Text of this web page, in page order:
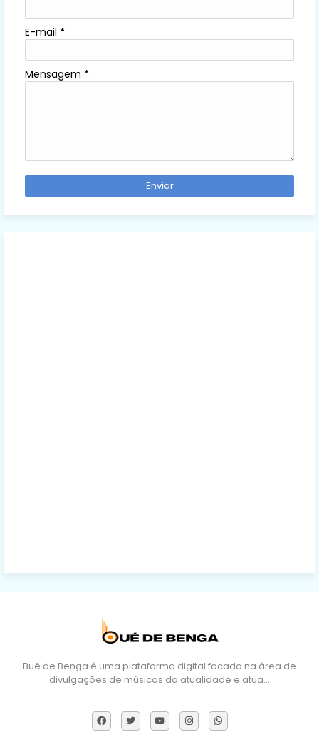
E-mail *
Mensagem *
Bué de Benga é uma plataforma digital focado na área de
divulgações de músicas da atualidade e atua…